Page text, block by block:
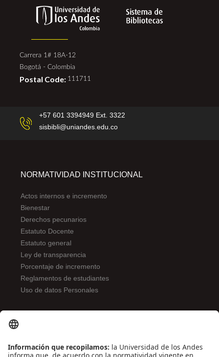
Carrera 1# 18A-12
Bogotá - Colombia
Postal Code: 111711
+57 601 3394949 Ext. 3322
sisbibli@uniandes.edu.co
NORMATIVIDAD INSTITUCIONAL
Actos internos e incremento
Bienestar
Derechos pecunarios
Estatuto Docente
Estatuto general
Ley de transparencia
Porcentaje de incremento
Reglamentos de estudiantes
Uso de datos Personales
Contáctenos